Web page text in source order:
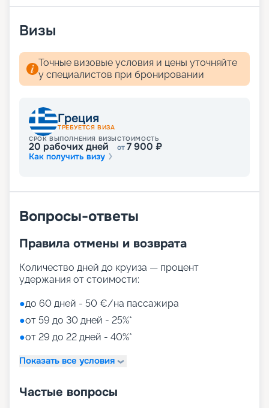
менеджерами.
Визы
Точные визовые условия и цены уточняйте
у специалистов при бронировании
Греция
ТРЕБУЕТСЯ ВИЗА
СРОК ВЫПОЛНЕНИЯ ВИЗЫ
20 рабочих дней
СТОИМОСТЬ
от7 900 ₽
Как получить визу
Вопросы-ответы
Правила отмены и возврата
Количество дней до круиза — процент
удержания от стоимости:
●до 60 дней - 50 €/на пассажира
●от 59 до 30 дней - 25%*
●от 29 до 22 дней - 40%*
Показать все условия
Частые вопросы